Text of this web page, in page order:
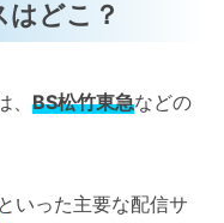
はどこ？
BS松竹東急などの
といった主要な配信サ